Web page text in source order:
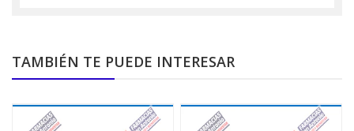
TAMBIÉN TE PUEDE INTERESAR